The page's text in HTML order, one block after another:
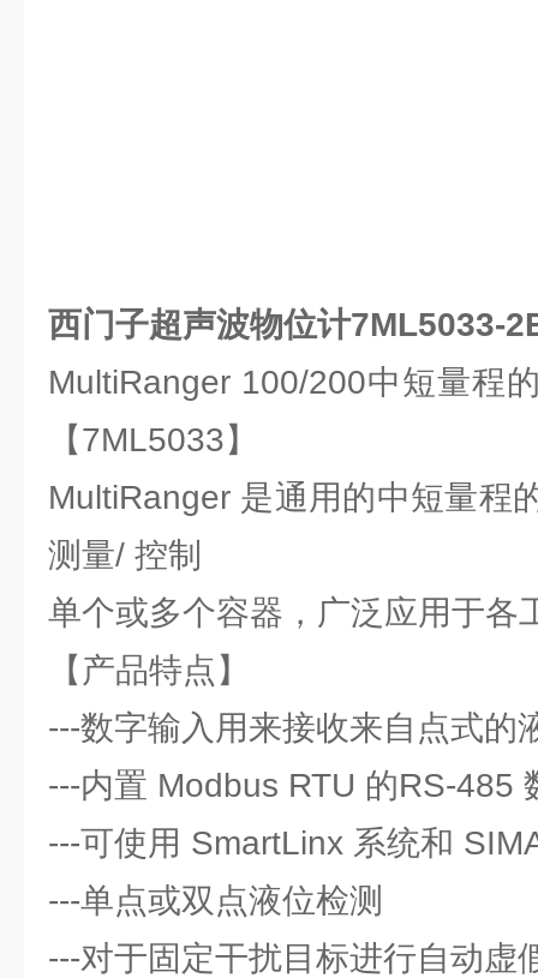
西门子超声波物位计7ML5033-
MultiRanger 100/200中短量程
【7ML5033】
MultiRanger 是通用的中短量程
测量/ 控制
单个或多个容器，广泛应用于各
【产品特点】
---数字输入用来接收来自点式的
---内置 Modbus RTU 的RS-485
---可使用 SmartLinx 系统和
---单点或双点液位检测
---对于固定干扰目标进行自动虚